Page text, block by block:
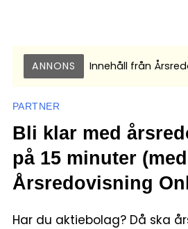
ANNONS Innehåll från
PARTNER
Bli klar med
på 15 minuter (med
Årsredovisning
Har du aktiebolag? Då ska